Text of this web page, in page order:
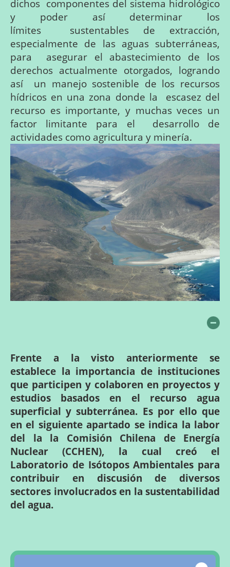
dichos componentes del sistema hidrológico
y
poder así determinar
los
límites
sustentables de
extracción,
especialmente de las aguas subterráneas,
para
asegurar el abastecimiento de
los
derechos actualmente otorgados, logrando
así
un manejo sostenible de los recursos
hídricos en una zona donde la escasez del
recurso es importante, y muchas veces un
factor
limitante para el desarrollo
de
actividades como agricultura y minería.
Frente a la visto anteriormente se
establece la importancia de instituciones
que participen y colaboren en proyectos y
estudios basados en el recurso agua
superficial y subterránea. Es por ello que
en el siguiente apartado se indica la labor
del la la Comisión Chilena de Energía
Nuclear (CCHEN), la cual creó el
Laboratorio de Isótopos Ambientales para
contribuir en discusión de diversos
sectores involucrados en la sustentabilidad
del agua.